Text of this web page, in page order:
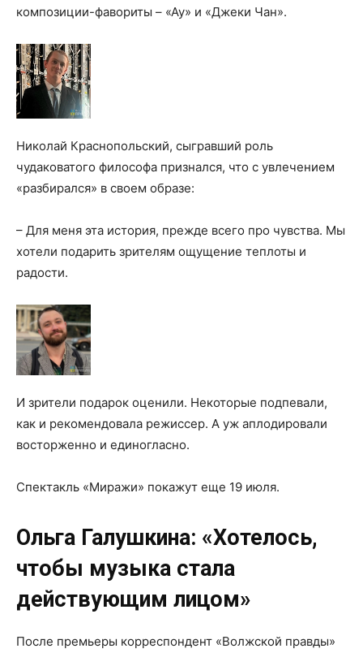
композиции-фавориты – «Ау» и «Джеки Чан».
Николай Краснопольский, сыгравший роль
чудаковатого философа признался, что с увлечением
«разбирался» в своем образе:
– Для меня эта история, прежде всего про чувства. Мы
хотели подарить зрителям ощущение теплоты и
радости.
И зрители подарок оценили. Некоторые подпевали,
как и рекомендовала режиссер. А уж аплодировали
восторженно и единогласно.
Спектакль «Миражи» покажут еще 19 июля.
Ольга Галушкина: «Хотелось,
чтобы музыка стала
действующим лицом»
После премьеры корреспондент «Волжской правды»